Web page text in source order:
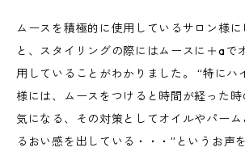
ムースを積極的に使用しているサロン様
と、スタイリングの際にはムースに＋aで
用していることがわかりました。 “特にハ
様には、ムースをつけると時間が経った
気になる、その対策としてオイルやパーム
るおい感を出している・・・”というお声